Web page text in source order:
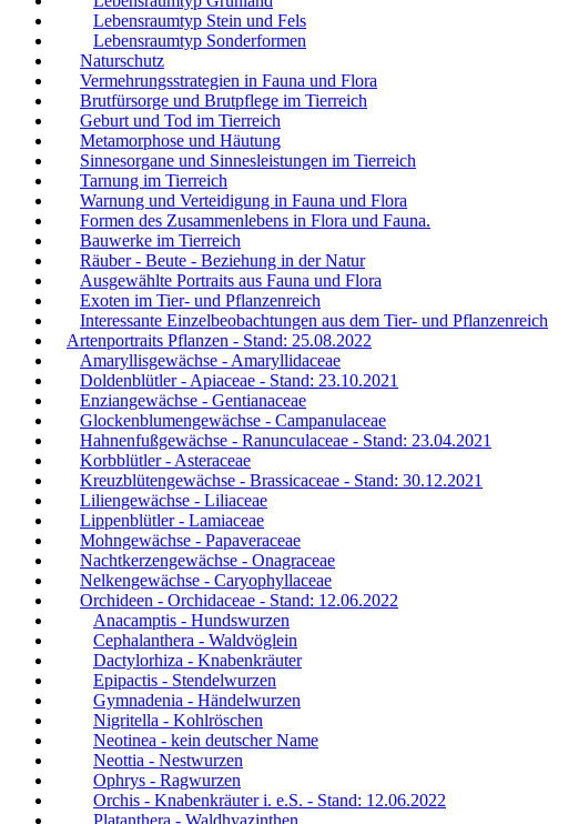
Lebensraumtyp Stein und Fels
Lebensraumtyp Sonderformen
Naturschutz
Vermehrungsstrategien in Fauna und Flora
Brutfürsorge und Brutpflege im Tierreich
Geburt und Tod im Tierreich
Metamorphose und Häutung
Sinnesorgane und Sinnesleistungen im Tierreich
Tarnung im Tierreich
Warnung und Verteidigung in Fauna und Flora
Formen des Zusammenlebens in Flora und Fauna.
Bauwerke im Tierreich
Räuber - Beute - Beziehung in der Natur
Ausgewählte Portraits aus Fauna und Flora
Exoten im Tier- und Pflanzenreich
Interessante Einzelbeobachtungen aus dem Tier- und Pflanzenreich
Artenportraits Pflanzen - Stand: 25.08.2022
Amaryllisgewächse - Amaryllidaceae
Doldenblütler - Apiaceae - Stand: 23.10.2021
Enziangewächse - Gentianaceae
Glockenblumengewächse - Campanulaceae
Hahnenfußgewächse - Ranunculaceae - Stand: 23.04.2021
Korbblütler - Asteraceae
Kreuzblütengewächse - Brassicaceae - Stand: 30.12.2021
Liliengewächse - Liliaceae
Lippenblütler - Lamiaceae
Mohngewächse - Papaveraceae
Nachtkerzengewächse - Onagraceae
Nelkengewächse - Caryophyllaceae
Orchideen - Orchidaceae - Stand: 12.06.2022
Anacamptis - Hundswurzen
Cephalanthera - Waldvöglein
Dactylorhiza - Knabenkräuter
Epipactis - Stendelwurzen
Gymnadenia - Händelwurzen
Nigritella - Kohlröschen
Neotinea - kein deutscher Name
Neottia - Nestwurzen
Ophrys - Ragwurzen
Orchis - Knabenkräuter i. e.S. - Stand: 12.06.2022
Platanthera - Waldhyazinthen